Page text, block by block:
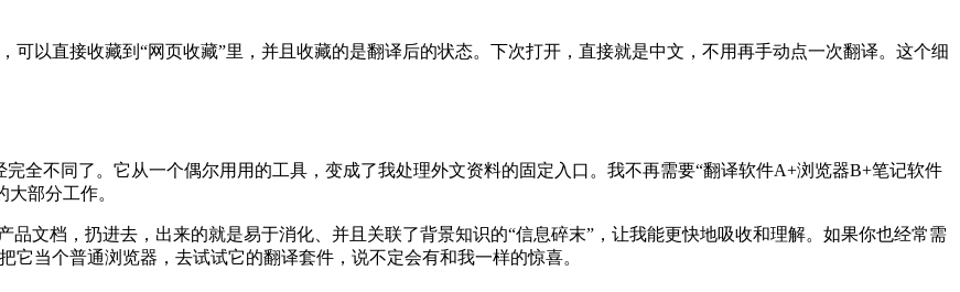
可以直接收藏到“网页收藏”里，并且收藏的是翻译后的状态。下次打开，直接就是中文，不用再手动点一次翻译。这个细
全不同了。它从一个偶尔用用的工具，变成了我处理外文资料的固定入口。我不再需要“翻译软件A+浏览器B+笔记软件
部分工作。
文档，扔进去，出来的就是易于消化、并且关联了背景知识的“信息碎末”，让我能更快地吸收和理解。如果你也经常需
当个普通浏览器，去试试它的翻译套件，说不定会有和我一样的惊喜。